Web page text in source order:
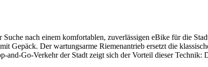
nach einem komfortablen, zuverlässigen eBike für die
Gepäck. Der wartungsarme Riemenantrieb ersetzt die
and-Go-Verkehr der Stadt zeigt sich der Vorteil dieser Technik: